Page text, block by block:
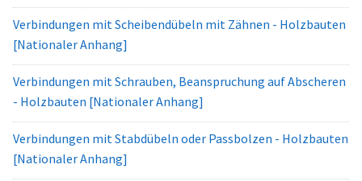
Verbindungen mit Scheibendübeln mit Zähnen - Holzbauten
[Nationaler Anhang]
Verbindungen mit Schrauben, Beanspruchung auf Abscheren
- Holzbauten [Nationaler Anhang]
Verbindungen mit Stabdübeln oder Passbolzen - Holzbauten
[Nationaler Anhang]